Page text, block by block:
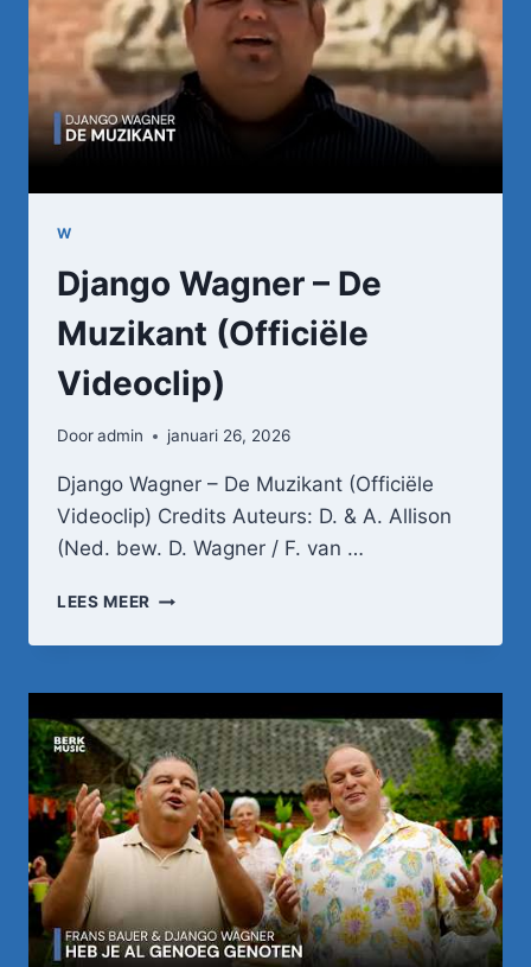
W
Django Wagner – De
Muzikant (Officiële
Videoclip)
Dooradmin januari 26, 2026
Django Wagner – De Muzikant (Officiële
Videoclip) Credits Auteurs: D. & A. Allison
(Ned. bew. D. Wagner / F. van …
LEES MEER DJANGO
–
MUZIKANT
(OFFICIËLE
VIDEOCLIP)